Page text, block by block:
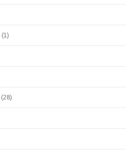
(1)
(28)